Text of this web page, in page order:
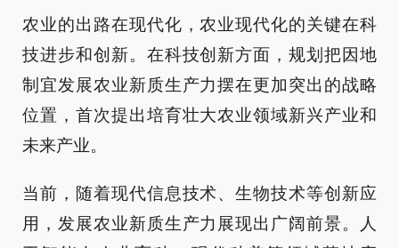
农业的出路在现代化，农业现代化的关键在科
技进步和创新。在科技创新方面，规划把因地
制宜发展农业新质生产力摆在更加突出的战略
位置，首次提出培育壮大农业领域新兴产业和
未来产业。
当前，随着现代信息技术、生物技术等创新应
用，发展农业新质生产力展现出广阔前景。人